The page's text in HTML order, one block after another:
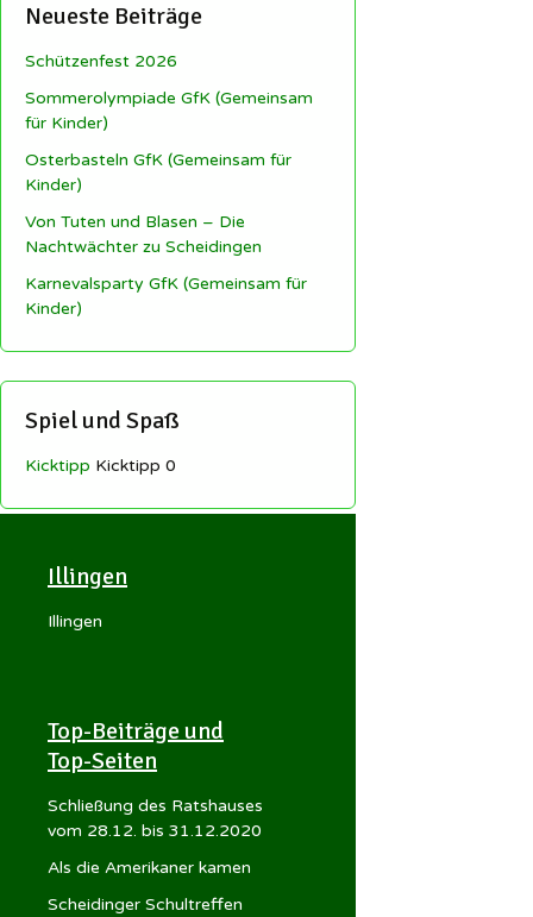
Neueste Beiträge
Schützenfest 2026
Sommerolympiade GfK (Gemeinsam
für Kinder)
Osterbasteln GfK (Gemeinsam für
Kinder)
Von Tuten und Blasen – Die
Nachtwächter zu Scheidingen
Karnevalsparty GfK (Gemeinsam für
Kinder)
Spiel und Spaß
Kicktipp Kicktipp 0
Illingen
Illingen
Top-Beiträge und
Top-Seiten
Schließung des Ratshauses
vom 28.12. bis 31.12.2020
Als die Amerikaner kamen
Scheidinger Schultreffen